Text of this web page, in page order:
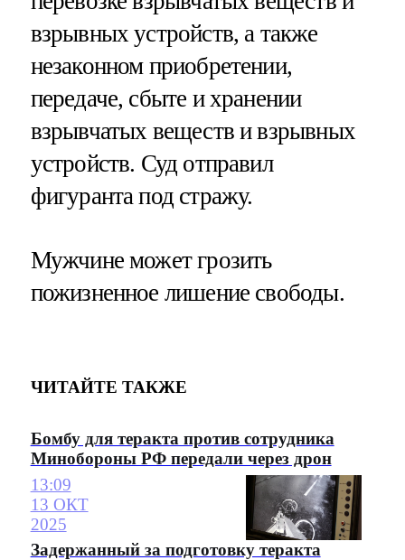
взрывных устройств, а также
незаконном приобретении,
передаче, сбыте и хранении
взрывчатых веществ и взрывных
устройств. Суд отправил
фигуранта под стражу.
Мужчине может грозить
пожизненное лишение свободы.
ЧИТАЙТЕ ТАКЖЕ
Бомбу для теракта против сотрудника
Минобороны РФ передали через дрон
13:09
13 ОКТ
2025
Задержанный за подготовку теракта